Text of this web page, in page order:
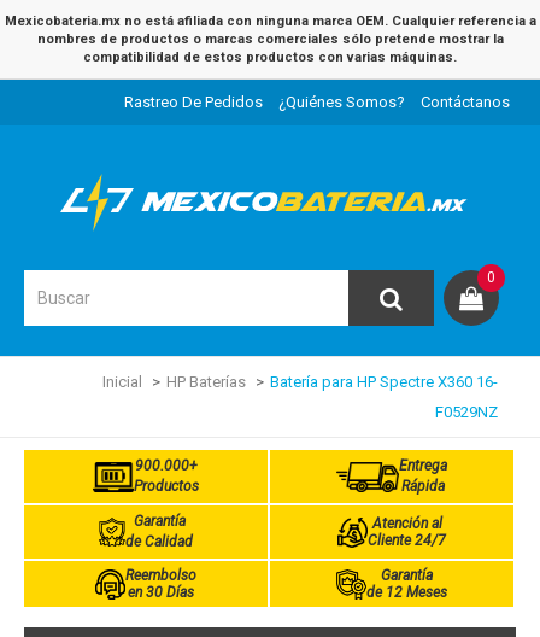
Mexicobateria.mx no está afiliada con ninguna marca OEM. Cualquier referencia a
nombres de productos o marcas comerciales sólo pretende mostrar la
compatibilidad de estos productos con varias máquinas.
Rastreo De Pedidos ¿Quiénes Somos? Contáctanos
0
Inicial HP Baterías
Batería para HP Spectre X360 16-
F0529NZ
900.000+
Productos
Entrega
Rápida
Garantía
de Calidad
Atención al
Cliente 24/7
Reembolso
en 30 Días
Garantía
de 12 Meses